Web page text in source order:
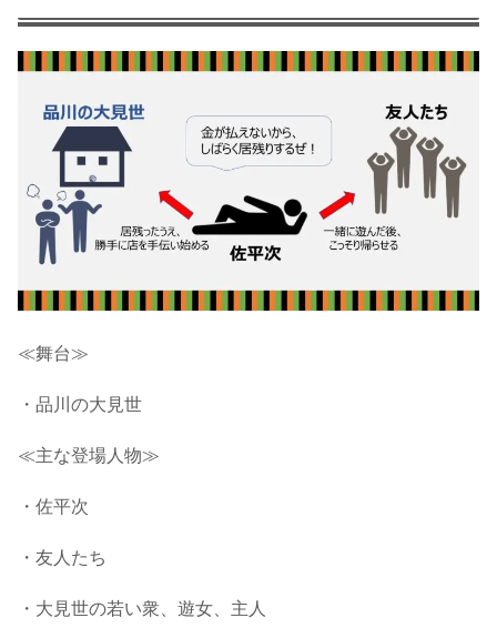
≪舞台≫
・品川の大見世
≪主な登場人物≫
・佐平次
・友人たち
・大見世の若い衆、遊女、主人